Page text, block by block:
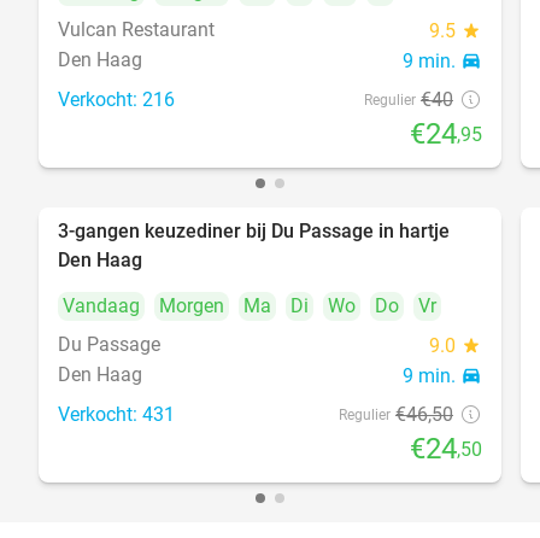
Vulcan Restaurant
9.5 star
Den Haag 9 min. directions_car
Verkocht: 216 Regulier €40
€24,95
47%
3-gangen keuzediner bij Du Passage in hartje
Den Haag
Vandaag
Morgen Ma Di Wo Do
Vr
Du Passage
9.0 star
Den Haag 9 min. directions_car
Verkocht: 431 Regulier €46,50
€24,50